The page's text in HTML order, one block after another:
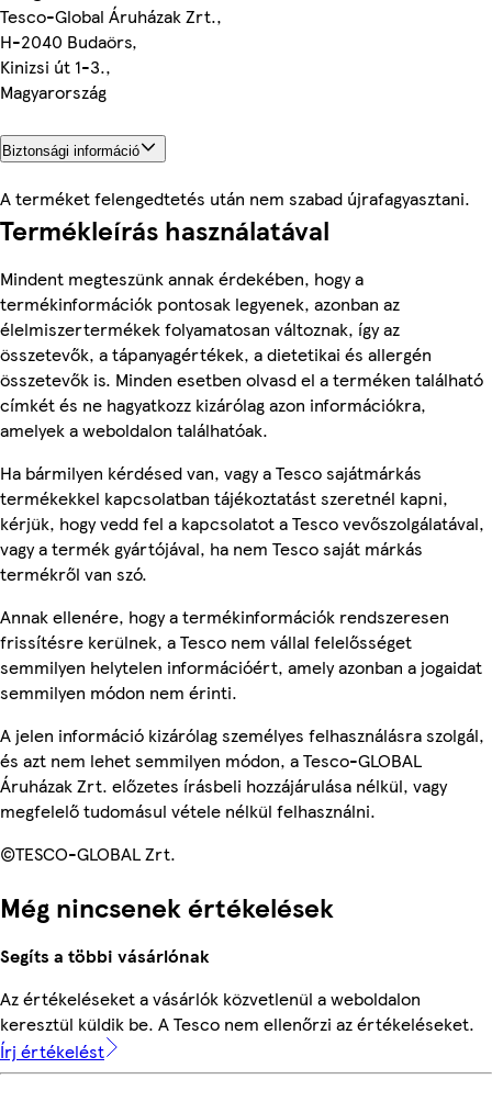
Tesco-Global Áruházak Zrt.,
H-2040 Budaörs,
Kinizsi út 1-3.,
Magyarország
Biztonsági információ
A terméket felengedtetés után nem szabad újrafagyasztani.
Termékleírás használatával
Mindent megteszünk annak érdekében, hogy a
termékinformációk pontosak legyenek, azonban az
élelmiszertermékek folyamatosan változnak, így az
összetevők, a tápanyagértékek, a dietetikai és allergén
összetevők is. Minden esetben olvasd el a terméken található
címkét és ne hagyatkozz kizárólag azon információkra,
amelyek a weboldalon találhatóak.
Ha bármilyen kérdésed van, vagy a Tesco sajátmárkás
termékekkel kapcsolatban tájékoztatást szeretnél kapni,
kérjük, hogy vedd fel a kapcsolatot a Tesco vevőszolgálatával,
vagy a termék gyártójával, ha nem Tesco saját márkás
termékről van szó.
Annak ellenére, hogy a termékinformációk rendszeresen
frissítésre kerülnek, a Tesco nem vállal felelősséget
semmilyen helytelen információért, amely azonban a jogaidat
semmilyen módon nem érinti.
A jelen információ kizárólag személyes felhasználásra szolgál,
és azt nem lehet semmilyen módon, a Tesco-GLOBAL
Áruházak Zrt. előzetes írásbeli hozzájárulása nélkül, vagy
megfelelő tudomásul vétele nélkül felhasználni.
©TESCO-GLOBAL Zrt.
Még nincsenek értékelések
Segíts a többi vásárlónak
Az értékeléseket a vásárlók közvetlenül a weboldalon
keresztül küldik be. A Tesco nem ellenőrzi az értékeléseket.
Írj értékelést